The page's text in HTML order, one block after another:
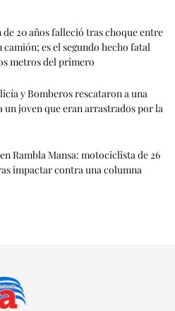
20 años falleció tras choque entre
camión; es el segundo hecho fatal
metros del primero
y Bomberos rescataron a una
un joven que eran arrastrados por la
Rambla Mansa: motociclista de 26
impactar contra una columna